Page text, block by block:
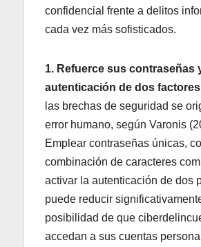
confidencial frente a delitos
cada vez más sofisticados.
1. Refuerce sus contraseñas
autenticación de dos factores
las brechas de seguridad se
error humano, según Varonis
Emplear contraseñas únicas,
combinación de caracteres
activar la autenticación de dos
puede reducir
posibilidad de que
accedan a sus cuentas